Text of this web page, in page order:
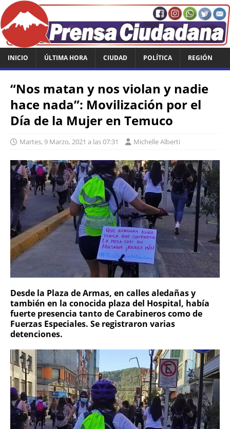
INICIO ÚLTIMA HORA CIUDAD POLÍTICA REGIÓN
“Nos matan y nos violan y nadie
hace nada”: Movilización por el
Día de la Mujer en Temuco
Martes, 9 Marzo, 2021 a las 07:31 Michelle Alberti
Desde la Plaza de Armas, en calles aledañas y
también en la conocida plaza del Hospital, había
fuerte presencia tanto de Carabineros como de
Fuerzas Especiales. Se registraron varias
detenciones.